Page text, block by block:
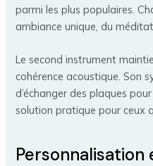
parmi les plus populaires.
ambiance unique, du
Le second instrument
cohérence acoustique. Son
d’échanger des plaques
solution pratique pour ceux